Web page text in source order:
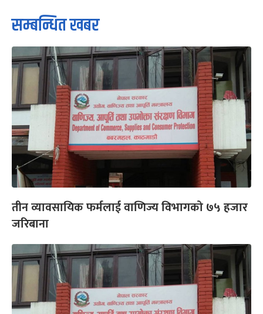
सम्बन्धित खबर
तीन व्यावसायिक फर्मलाई वाणिज्य विभागको ७५ हजार
जरिबाना